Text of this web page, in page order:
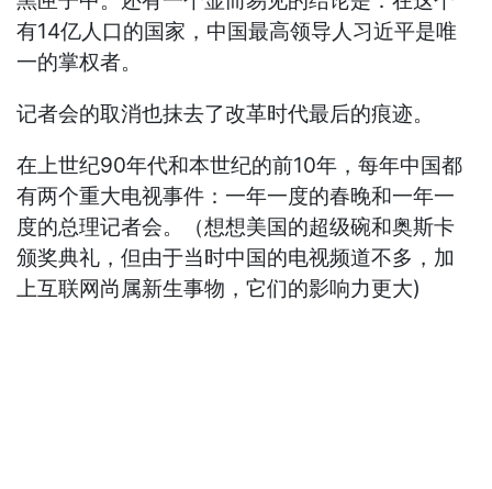
有14亿人口的国家，中国最高领导人习近平是唯
一的掌权者。
记者会的取消也抹去了改革时代最后的痕迹。
在上世纪90年代和本世纪的前10年，每年中国都
有两个重大电视事件：一年一度的春晚和一年一
度的总理记者会。（想想美国的超级碗和奥斯卡
颁奖典礼，但由于当时中国的电视频道不多，加
上互联网尚属新生事物，它们的影响力更大)